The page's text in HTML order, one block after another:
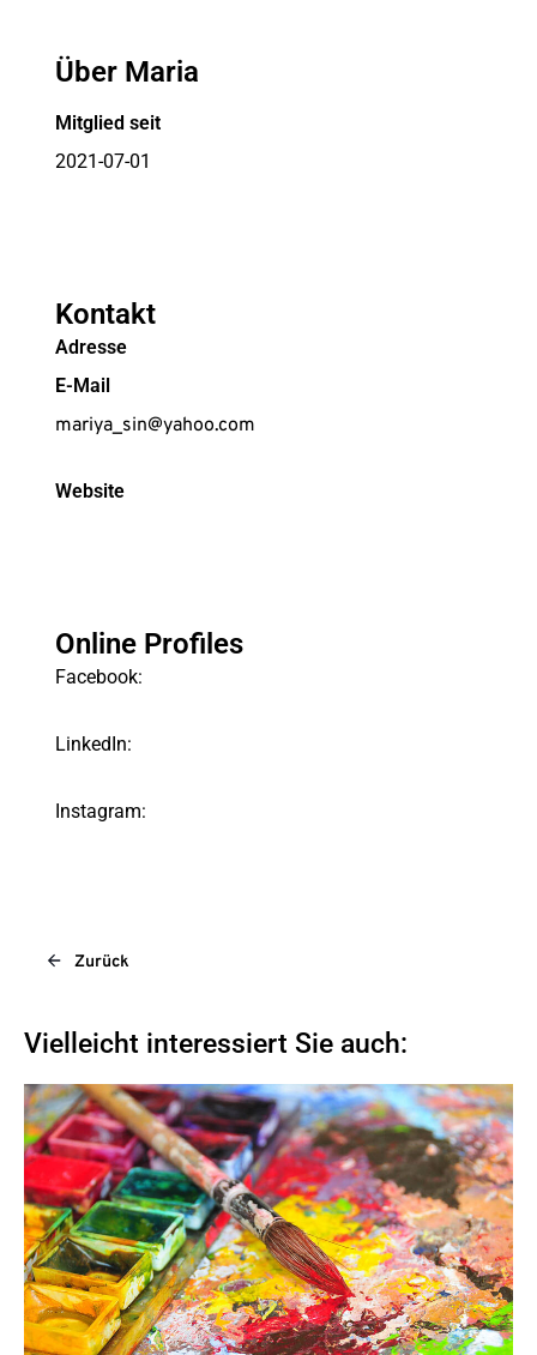
Über Maria
Mitglied seit
2021-07-01
Kontakt
Adresse
E-Mail
mariya_sin@yahoo.com
Website
Online Profiles
Facebook:
LinkedIn:
Instagram:
Zurück
Vielleicht interessiert Sie auch: